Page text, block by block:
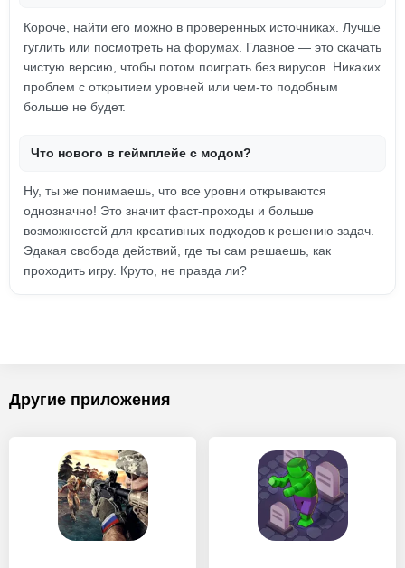
Короче, найти его можно в проверенных источниках. Лучше
гуглить или посмотреть на форумах. Главное — это скачать
чистую версию, чтобы потом поиграть без вирусов. Никаких
проблем с открытием уровней или чем-то подобным
больше не будет.
Что нового в геймплейе с модом?
Ну, ты же понимаешь, что все уровни открываются
однозначно! Это значит фаст-проходы и больше
возможностей для креативных подходов к решению задач.
Эдакая свобода действий, где ты сам решаешь, как
проходить игру. Круто, не правда ли?
Другие приложения